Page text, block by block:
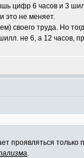
цифр 6 часов и 3
это не меняет.
своего труда. Но
не 6, а 12 часов,
проявляться только
.